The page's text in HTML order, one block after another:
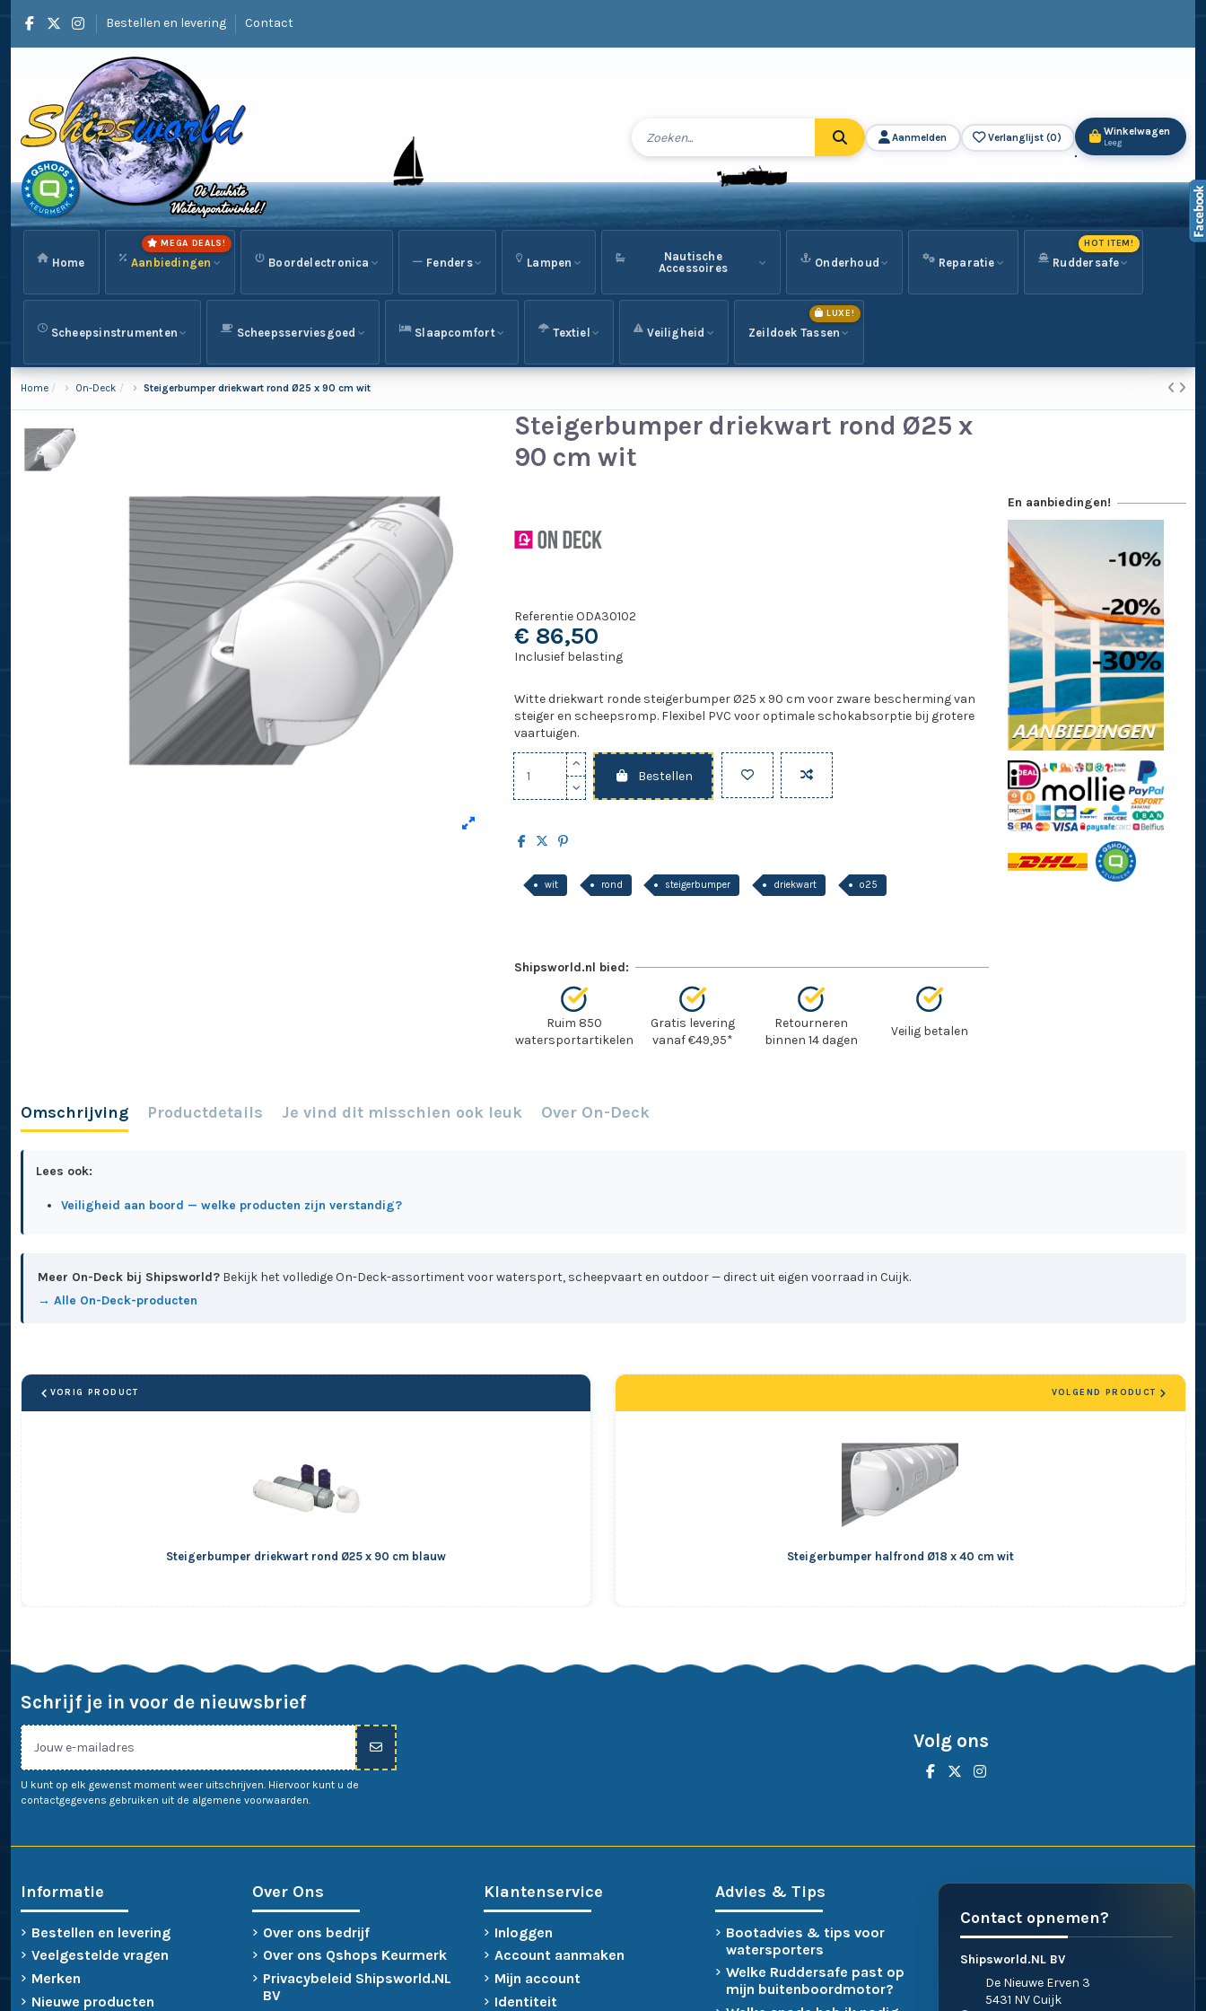
Bestellen en levering Contact
Aanmelden Verlanglijst (0) Winkelwagen
Leeg
Home Aanbiedingen
MEGA DEALS!
Boordelectronica Fenders Lampen
Nautische
Accessoires
Onderhoud Reparatie Ruddersafe
HOT ITEM!
Scheepsinstrumenten Scheepsserviesgoed Slaapcomfort Textiel Veiligheid Zeildoek Tassen
LUXE!
Home On-Deck Steigerbumper driekwart rond Ø25 x 90 cm wit
Steigerbumper driekwart rond Ø25 x
90 cm wit
Referentie ODA30102
€ 86,50
Inclusief belasting
Witte driekwart ronde steigerbumper Ø25 x 90 cm voor zware bescherming van
steiger en scheepsromp. Flexibel PVC voor optimale schokabsorptie bij grotere
vaartuigen.
Bestellen
wit rond steigerbumper driekwart o25
Shipsworld.nl bied:
Ruim 850
watersportartikelen
Gratis levering
vanaf €49,95*
Retourneren
binnen 14 dagen
Veilig betalen
En aanbiedingen!
Omschrijving Productdetails Je vind dit misschien ook leuk Over On-Deck
Lees ook:
Veiligheid aan boord — welke producten zijn verstandig?
Meer On-Deck bij Shipsworld? Bekijk het volledige On-Deck-assortiment voor watersport, scheepvaart en outdoor — direct uit eigen voorraad in Cuijk.
→ Alle On-Deck-producten
VORIG PRODUCT
Steigerbumper driekwart rond Ø25 x 90 cm blauw Steigerbumper halfrond Ø18 x 40 cm wit
VOLGEND PRODUCT
Schrijf je in voor de nieuwsbrief
U kunt op elk gewenst moment weer uitschrijven. Hiervoor kunt u de
contactgegevens gebruiken uit de algemene voorwaarden.
Volg ons
Informatie
Bestellen en levering
Veelgestelde vragen
Merken
Nieuwe producten
Over Ons
Over ons bedrijf
Over ons Qshops Keurmerk
Privacybeleid Shipsworld.NL
BV
Klantenservice
Inloggen
Account aanmaken
Mijn account
Identiteit
Advies & Tips
Bootadvies & tips voor
watersporters
Welke Ruddersafe past op
mijn buitenboordmotor?
Contact opnemen?
Shipsworld.NL BV
De Nieuwe Erven 3
5431 NV Cuijk